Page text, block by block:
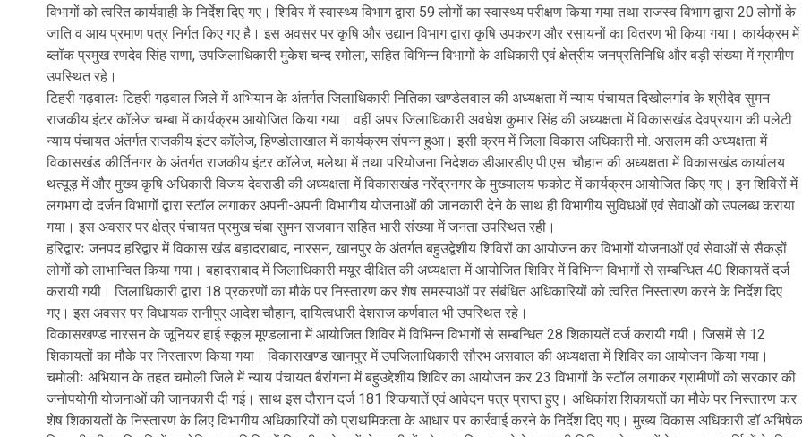
विभागों को त्वरित कार्यवाही के निर्देश दिए गए। शिविर में स्वास्थ्य विभाग द्वारा 59 लोगों का स्वास्थ्य परीक्षण किया गया तथा राजस्व विभाग द्वारा 20 लोगों के
जाति व आय प्रमाण पत्र निर्गत किए गए है। इस अवसर पर कृषि और उद्यान विभाग द्वारा कृषि उपकरण और रसायनों का वितरण भी किया गया। कार्यक्रम में
ब्लॉक प्रमुख रणदेव सिंह राणा, उपजिलाधिकारी मुकेश चन्द रमोला, सहित विभिन्न विभागों के अधिकारी एवं क्षेत्रीय जनप्रतिनिधि और बड़ी संख्या में ग्रामीण
उपस्थित रहे।
टिहरी गढ़वालः टिहरी गढ़वाल जिले में अभियान के अंतर्गत जिलाधिकारी नितिका खण्डेलवाल की अध्यक्षता में न्याय पंचायत दिखोलगांव के श्रीदेव सुमन
राजकीय इंटर कॉलेज चम्बा में कार्यक्रम आयोजित किया गया। वहीं अपर जिलाधिकारी अवधेश कुमार सिंह की अध्यक्षता में विकासखंड देवप्रयाग की पलेटी
न्याय पंचायत अंतर्गत राजकीय इंटर कॉलेज, हिण्डोलाखाल में कार्यक्रम संपन्न हुआ। इसी क्रम में जिला विकास अधिकारी मो. असलम की अध्यक्षता में
विकासखंड कीर्तिनगर के अंतर्गत राजकीय इंटर कॉलेज, मलेथा में तथा परियोजना निदेशक डीआरडीए पी.एस. चौहान की अध्यक्षता में विकासखंड कार्यालय
थत्यूड़ में और मुख्य कृषि अधिकारी विजय देवराडी की अध्यक्षता में विकासखंड नरेंद्रनगर के मुख्यालय फकोट में कार्यक्रम आयोजित किए गए। इन शिविरों में
लगभग दो दर्जन विभागों द्वारा स्टॉल लगाकर अपनी-अपनी विभागीय योजनाओं की जानकारी देने के साथ ही विभागीय सुविधओं एवं सेवाओं को उपलब्ध कराया
गया। इस अवसर पर क्षेत्र पंचायत प्रमुख चंबा सुमन सजवान सहित भारी संख्या में जनता उपस्थित रही।
हरिद्वारः जनपद हरिद्वार में विकास खंड बहादराबाद, नारसन, खानपुर के अंतर्गत बहुउद्वेशीय शिविरों का आयोजन कर विभागों योजनाओं एवं सेवाओं से सैकड़ों
लोगों को लाभान्वित किया गया। बहादराबाद में जिलाधिकारी मयूर दीक्षित की अध्यक्षता में आयोजित शिविर में विभिन्न विभागों से सम्बन्धित 40 शिकायतें दर्ज
करायी गयी। जिलाधिकारी द्वारा 18 प्रकरणों का मौके पर निस्तारण कर शेष समस्याओं पर संबंधित अधिकारियों को त्वरित निस्तारण करने के निर्देश दिए
गए। इस अवसर पर विधायक रानीपुर आदेश चौहान, दायित्वधारी देशराज कर्णवाल भी उपस्थित रहे।
विकासखण्ड नारसन के जूनियर हाई स्कूल मूण्डलाना में आयोजित शिविर में विभिन्न विभागों से सम्बन्धित 28 शिकायतें दर्ज करायी गयी। जिसमें से 12
शिकायतों का मौके पर निस्तारण किया गया। विकासखण्ड खानपुर में उपजिलाधिकारी सौरभ असवाल की अध्यक्षता में शिविर का आयोजन किया गया।
चमोलीः अभियान के तहत चमोली जिले में न्याय पंचायत बैरांगना में बहुउद्देशीय शिविर का आयोजन कर 23 विभागों के स्टॉल लगाकर ग्रामीणों को सरकार की
जनोपयोगी योजनाओं की जानकारी दी गई। साथ इस दौरान दर्ज 181 शिकयातें एवं आवेदन पत्र प्राप्त हुए। अधिकांश शिकायतों का मौके पर निस्तारण कर
शेष शिकायतों के निस्तारण के लिए विभागीय अधिकारियों को प्राथमिकता के आधार पर कार्रवाई करने के निर्देश दिए गए। मुख्य विकास अधिकारी डॉ अभिषेक